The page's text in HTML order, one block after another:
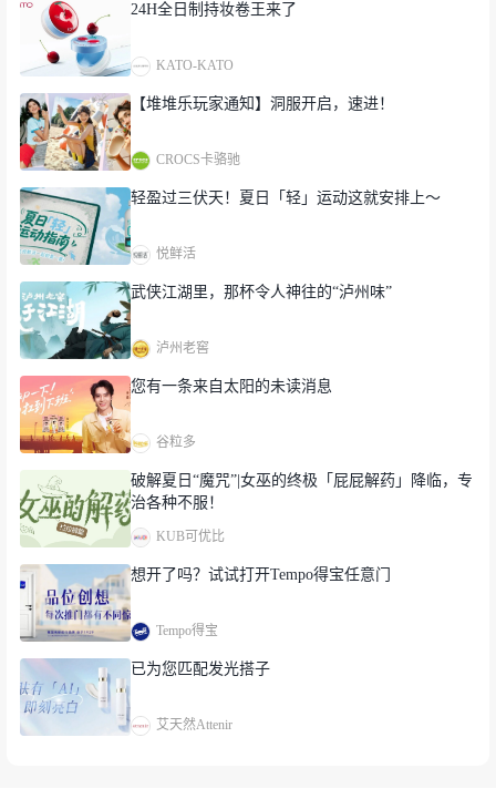
24H全日制持妆卷王来了
KATO-KATO
【堆堆乐玩家通知】洞服开启，速进！
CROCS卡骆驰
轻盈过三伏天！夏日「轻」运动这就安排上～
悦鲜活
武侠江湖里，那杯令人神往的“泸州味”
泸州老窖
您有一条来自太阳的未读消息
谷粒多
破解夏日“魔咒”|女巫的终极「屁屁解药」降临，专
治各种不服！
KUB可优比
想开了吗？试试打开Tempo得宝任意门
Tempo得宝
已为您匹配发光搭子
艾天然Attenir